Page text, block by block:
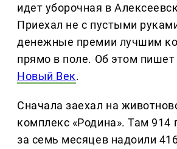
идет уборочная в
Приехал не с пустыми
денежные премии лучшим
прямо в поле. Об этом пишет
Новый Век.
Сначала заехал на
комплекс «Родина». Там 914
за семь месяцев надоили